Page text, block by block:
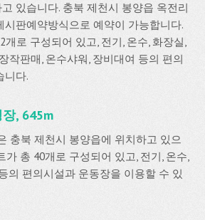
있습니다. 충북 제천시 봉양읍 옥전리
시판예약방식으로 예약이 가능합니다.
로 구성되어 있고, 전기, 온수, 화장실,
작판매, 온수샤워, 장비대여 등의 편의
니다.
, 645m
충북 제천시 봉양읍에 위치하고 있으
가 총 40개로 구성되어 있고, 전기, 온수,
의 편의시설과 운동장을 이용할 수 있